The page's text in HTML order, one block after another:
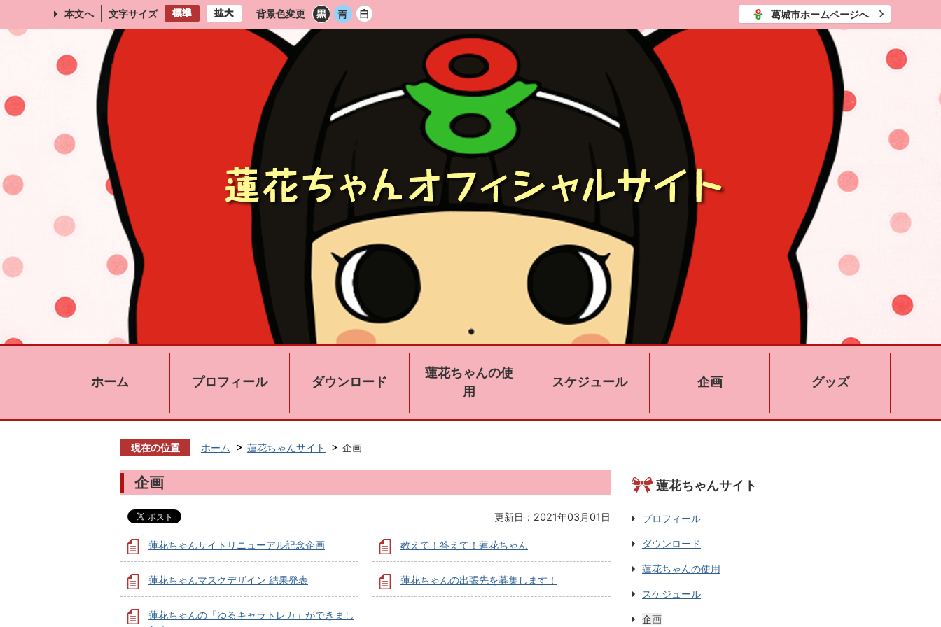
本文へ 文字サイズ 背景色変更 葛城市ホームページへ
ホーム プロフィール ダウンロード
蓮花ちゃんの使
用
スケジュール 企画 グッズ
現在の位置 ホーム 蓮花ちゃんサイト 企画
企画
更新日：2021年03月01日
蓮花ちゃんサイトリニューアル記念企画 教えて！答えて！蓮花ちゃん
蓮花ちゃんマスクデザイン 結果発表 蓮花ちゃんの出張先を募集します！
蓮花ちゃんの「ゆるキャラトレカ」ができまし
蓮花ちゃんサイト
プロフィール
ダウンロード
蓮花ちゃんの使用
スケジュール
企画